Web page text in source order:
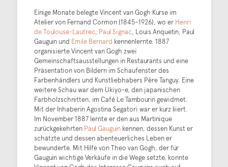
Einige Monate belegte Vincent van Gogh Kurse im
Atelier von Fernand Cormon (1845–1926), wo er Henri
de Toulouse-Lautrec, Paul Signac, Louis Anquetin, Paul
Gauguin und Emile Bernard kennenlernte. 1887
organisierte Vincent van Gogh zwei
Gemeinschaftsausstellungen in Restaurants und eine
Präsentation von Bildern im Schaufenster des
Farbenhändlers und Kunstliebhabers Père Tanguy. Eine
weitere Schau war dem Ukiyo-e, den japanischen
Farbholzschnitten, im Café Le Tambourin gewidmet.
Mit der Inhaberin Agostina Segatori war er kurz liiert.
Im November 1887 lernte er den aus Martinique
zurückgekehrten Paul Gauguinkennen, dessen Kunst er
schätzte und dessen abenteuerliches Leben er
bewunderte. Mit Hilfe von Theo van Gogh, der für
Gauguin wichtige Verkäufe in die Wege setzte, konnte